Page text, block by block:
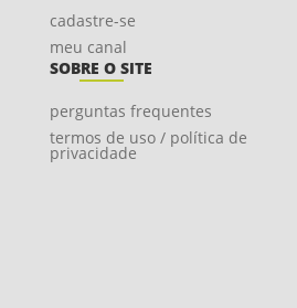
cadastre-se
meu canal
SOBRE O SITE
perguntas frequentes
termos de uso / política de
privacidade